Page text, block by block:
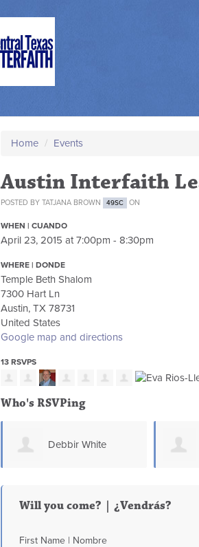
Home / Events
Austin Interfaith
POSTED BY TATJANA BROWN 49SC ON
WHEN | CUANDO
April 23, 2015 at 7:00pm - 8:30pm
WHERE | DONDE
Temple Beth Shalom
7300 Hart Ln
Austin, TX 78731
United States
Google map and directions
13 RSVPS
Who's RSVPing
Debbir White
Will you come? | ¿Vendrás?
First Name | Nombre